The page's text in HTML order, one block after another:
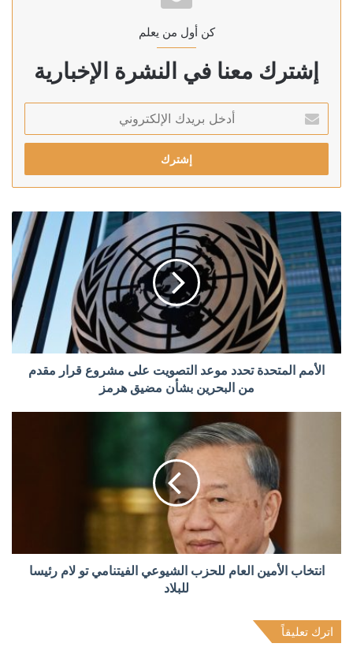
كن أول من يعلم
إشترك معنا في النشرة الإخبارية
بريدك
الإلكتروني
الأمم المتحدة تحدد موعد التصويت على مشروع قرار مقدم
من البحرين بشأن مضيق هرمز
انتخاب الأمين العام للحزب الشيوعي الفيتنامي تو لام رئيسا
للبلاد
اترك تعليقاً